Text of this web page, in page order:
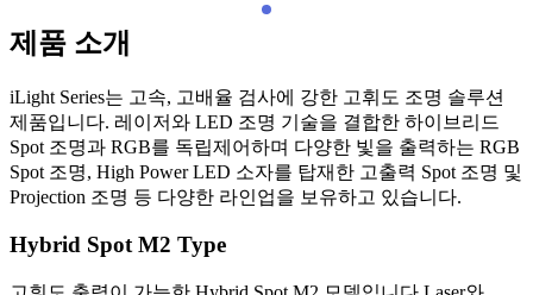
제품 소개
iLight Series는 고속, 고배율 검사에 강한 고휘도 조명 솔루션
제품입니다. 레이저와 LED 조명 기술을 결합한 하이브리드
Spot 조명과 RGB를 독립제어하며 다양한 빛을 출력하는 RGB
Spot 조명, High Power LED 소자를 탑재한 고출력 Spot 조명 및
Projection 조명 등 다양한 라인업을 보유하고 있습니다.
Hybrid Spot M2 Type